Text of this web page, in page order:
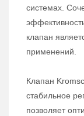
системах.
клапан
применений.
Клапан
стабильное
позволяет